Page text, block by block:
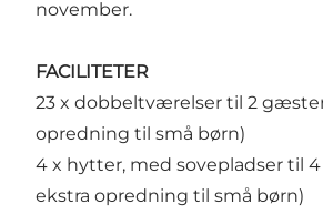
november.
FACILITETER
23 x dobbeltværelser til 2 gæster
opredning til små børn)
4 x hytter, med sovepladser til
ekstra opredning til små børn)